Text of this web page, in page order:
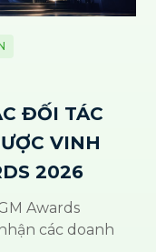
ĐỐI TÁC
VINH
2026
Awards
các doanh